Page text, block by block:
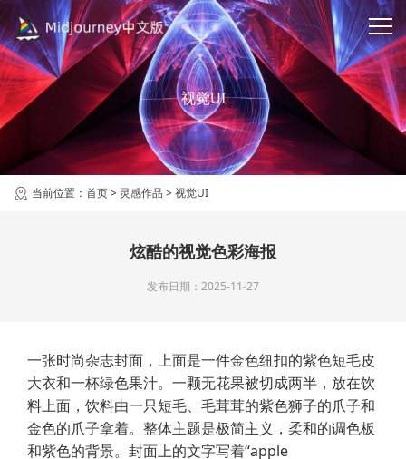
视觉UI
当前位置： 首页> 灵感作品 >视觉UI
炫酷的视觉色彩海报
发布日期：2025-11-27
一张时尚杂志封面，上面是一件金色纽扣的紫色短毛皮
大衣和一杯绿色果汁。一颗无花果被切成两半，放在饮
料上面，饮料由一只短毛、毛茸茸的紫色狮子的爪子和
金色的爪子拿着。整体主题是极简主义，柔和的调色板
和紫色的背景。封面上的文字写着“apple